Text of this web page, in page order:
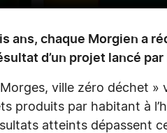
ans, chaque Morgien a
d’un projet lancé
ville zéro déchet »
produits par habitant à
atteints dépassent